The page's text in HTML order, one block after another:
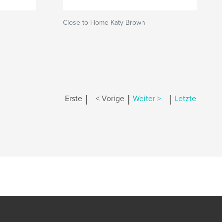
Close to Home Katy Brown
Erste | < Vorige | Weiter > | Letzte